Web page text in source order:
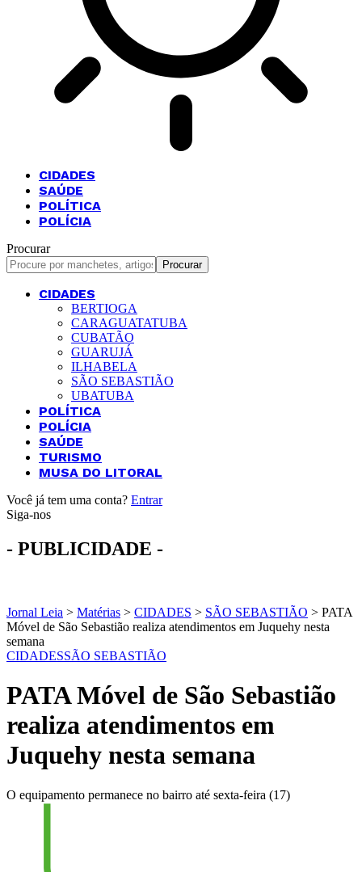
CIDADES
SAÚDE
POLÍTICA
POLÍCIA
Procurar
CIDADES
BERTIOGA
CARAGUATATUBA
CUBATÃO
GUARUJÁ
ILHABELA
SÃO SEBASTIÃO
UBATUBA
POLÍTICA
POLÍCIA
SAÚDE
TURISMO
MUSA DO LITORAL
Você já tem uma conta? Entrar
Siga-nos
- PUBLICIDADE -
Jornal Leia > Matérias > CIDADES > SÃO SEBASTIÃO > PATA
Móvel de São Sebastião realiza atendimentos em Juquehy nesta
semana
CIDADESSÃO SEBASTIÃO
PATA Móvel de São Sebastião
realiza atendimentos em
Juquehy nesta semana
O equipamento permanece no bairro até sexta-feira (17)